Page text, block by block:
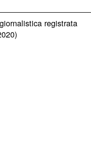
registrata